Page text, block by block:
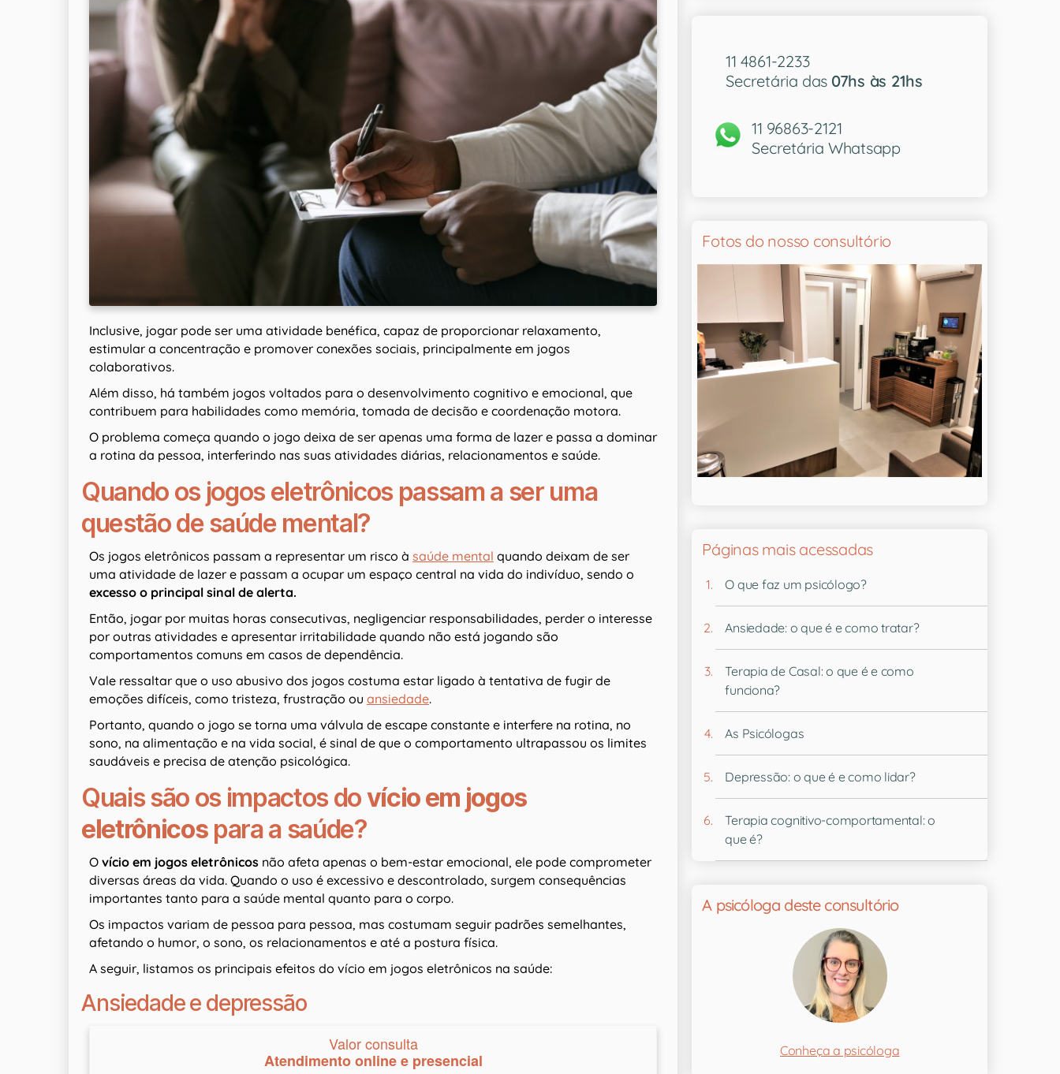
Inclusive, jogar pode ser uma atividade benéfica, capaz de proporcionar relaxamento,
estimular a concentração e promover conexões sociais, principalmente em jogos
colaborativos.
Além disso, há também jogos voltados para o desenvolvimento cognitivo e emocional, que
contribuem para habilidades como memória, tomada de decisão e coordenação motora.
O problema começa quando o jogo deixa de ser apenas uma forma de lazer e passa a dominar
a rotina da pessoa, interferindo nas suas atividades diárias, relacionamentos e saúde.
Quando os jogos eletrônicos passam a ser uma
questão de saúde mental?
Os jogos eletrônicos passam a representar um risco à saúde mental quando deixam de ser
uma atividade de lazer e passam a ocupar um espaço central na vida do indivíduo, sendo o
excesso o principal sinal de alerta.
Então, jogar por muitas horas consecutivas, negligenciar responsabilidades, perder o interesse
por outras atividades e apresentar irritabilidade quando não está jogando são
comportamentos comuns em casos de dependência.
Vale ressaltar que o uso abusivo dos jogos costuma estar ligado à tentativa de fugir de
emoções difíceis, como tristeza, frustração ou ansiedade.
Portanto, quando o jogo se torna uma válvula de escape constante e interfere na rotina, no
sono, na alimentação e na vida social, é sinal de que o comportamento ultrapassou os limites
saudáveis e precisa de atenção psicológica.
Quais são os impactos dovício em jogos
eletrônicospara a saúde?
O vício em jogos eletrônicos não afeta apenas o bem-estar emocional, ele pode comprometer
diversas áreas da vida. Quando o uso é excessivo e descontrolado, surgem consequências
importantes tanto para a saúde mental quanto para o corpo.
Os impactos variam de pessoa para pessoa, mas costumam seguir padrões semelhantes,
afetando o humor, o sono, os relacionamentos e até a postura física.
A seguir, listamos os principais efeitos do vício em jogos eletrônicos na saúde:
Ansiedade e depressão
Valor consulta
Atendimento online e presencial
11 4861-2233
Secretária das 07hs às 21hs
11 96863-2121
Secretária Whatsapp
Fotos do nosso consultório
Páginas mais acessadas
O que faz um psicólogo?
Ansiedade: o que é e como tratar?
Terapia de Casal: o que é e como
funciona?
As Psicólogas
Depressão: o que é e como lidar?
Terapia cognitivo-comportamental: o
que é?
A psicóloga deste consultório
Conheça a psicóloga